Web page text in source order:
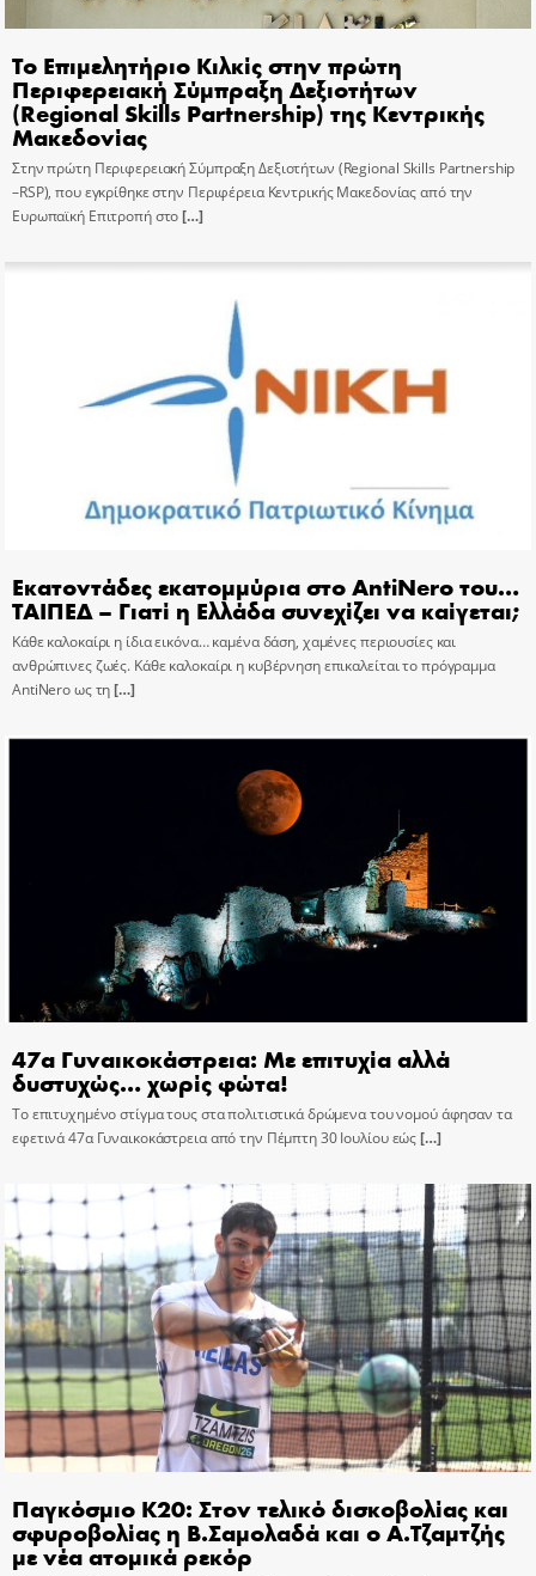
Το Επιμελητήριο Κιλκίς στην πρώτη
Περιφερειακή Σύμπραξη Δεξιοτήτων
(Regional Skills Partnership) της Κεντρικής
Μακεδονίας
Στην πρώτη Περιφερειακή Σύμπραξη Δεξιοτήτων (Regional Skills Partnership
–RSP), που εγκρίθηκε στην Περιφέρεια Κεντρικής Μακεδονίας από την
Ευρωπαϊκή Επιτροπή στο[…]
Εκατοντάδες εκατομμύρια στο AntiNero του…
ΤΑΙΠΕΔ – Γιατί η Ελλάδα συνεχίζει να καίγεται;
Κάθε καλοκαίρι η ίδια εικόνα… καμένα δάση, χαμένες περιουσίες και
ανθρώπινες ζωές. Κάθε καλοκαίρι η κυβέρνηση επικαλείται το πρόγραμμα
AntiNero ως τη[…]
47α Γυναικοκάστρεια: Με επιτυχία αλλά
δυστυχώς… χωρίς φώτα!
Το επιτυχημένο στίγμα τους στα πολιτιστικά δρώμενα του νομού άφησαν τα
εφετινά 47α Γυναικοκάστρεια από την Πέμπτη 30 Ιουλίου εώς[…]
Παγκόσμιο Κ20: Στον τελικό δισκοβολίας και
σφυροβολίας η Β.Σαμολαδά και ο Α.Τζαμτζής
με νέα ατομικά ρεκόρ